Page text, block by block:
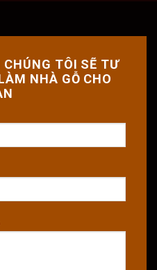
TÔI SẼ TƯ
NHÀ GỖ CHO